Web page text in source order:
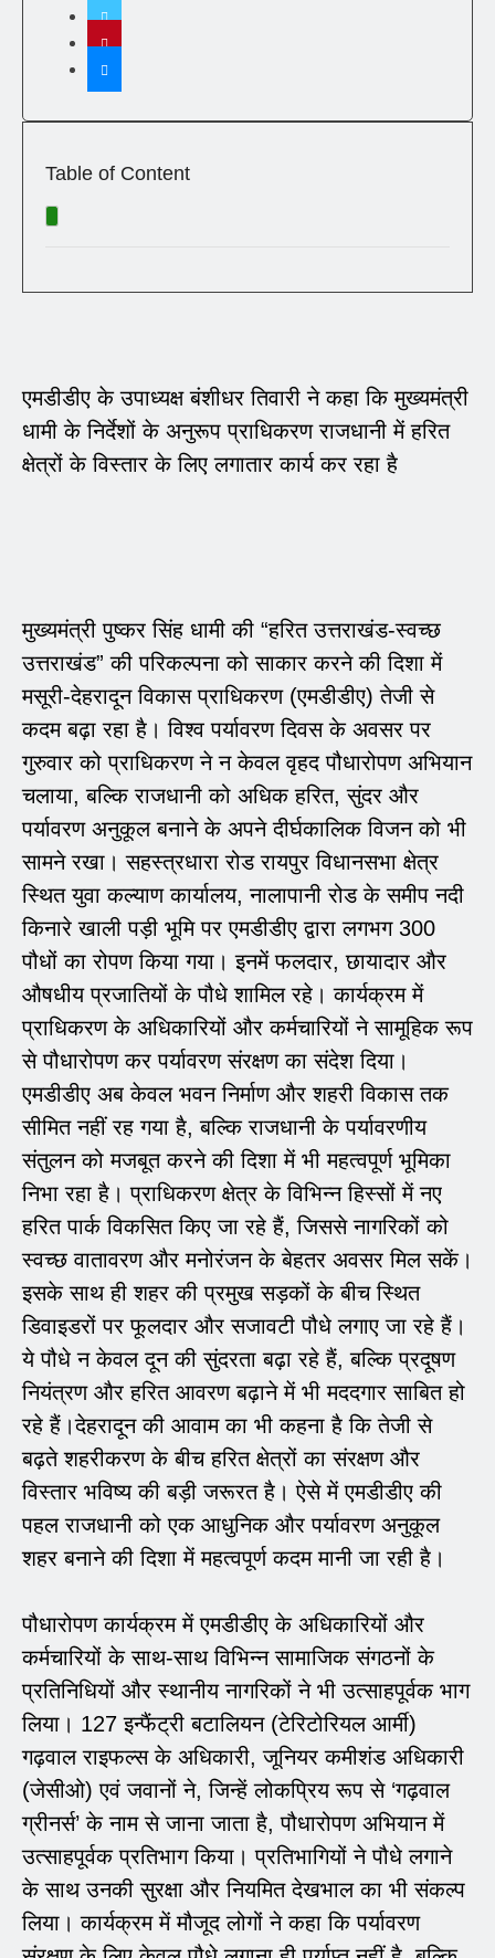
Table of Content
एमडीडीए के उपाध्यक्ष बंशीधर तिवारी ने कहा कि मुख्यमंत्री
धामी के निर्देशों के अनुरूप प्राधिकरण राजधानी में हरित
क्षेत्रों के विस्तार के लिए लगातार कार्य कर रहा है
मुख्यमंत्री पुष्कर सिंह धामी की “हरित उत्तराखंड-स्वच्छ
उत्तराखंड” की परिकल्पना को साकार करने की दिशा में
मसूरी-देहरादून विकास प्राधिकरण (एमडीडीए) तेजी से
कदम बढ़ा रहा है। विश्व पर्यावरण दिवस के अवसर पर
गुरुवार को प्राधिकरण ने न केवल वृहद पौधारोपण अभियान
चलाया, बल्कि राजधानी को अधिक हरित, सुंदर और
पर्यावरण अनुकूल बनाने के अपने दीर्घकालिक विजन को भी
सामने रखा। सहस्त्रधारा रोड रायपुर विधानसभा क्षेत्र
स्थित युवा कल्याण कार्यालय, नालापानी रोड के समीप नदी
किनारे खाली पड़ी भूमि पर एमडीडीए द्वारा लगभग 300
पौधों का रोपण किया गया। इनमें फलदार, छायादार और
औषधीय प्रजातियों के पौधे शामिल रहे। कार्यक्रम में
प्राधिकरण के अधिकारियों और कर्मचारियों ने सामूहिक रूप
से पौधारोपण कर पर्यावरण संरक्षण का संदेश दिया।
एमडीडीए अब केवल भवन निर्माण और शहरी विकास तक
सीमित नहीं रह गया है, बल्कि राजधानी के पर्यावरणीय
संतुलन को मजबूत करने की दिशा में भी महत्वपूर्ण भूमिका
निभा रहा है। प्राधिकरण क्षेत्र के विभिन्न हिस्सों में नए
हरित पार्क विकसित किए जा रहे हैं, जिससे नागरिकों को
स्वच्छ वातावरण और मनोरंजन के बेहतर अवसर मिल सकें।
इसके साथ ही शहर की प्रमुख सड़कों के बीच स्थित
डिवाइडरों पर फूलदार और सजावटी पौधे लगाए जा रहे हैं।
ये पौधे न केवल दून की सुंदरता बढ़ा रहे हैं, बल्कि प्रदूषण
नियंत्रण और हरित आवरण बढ़ाने में भी मददगार साबित हो
रहे हैं।देहरादून की आवाम का भी कहना है कि तेजी से
बढ़ते शहरीकरण के बीच हरित क्षेत्रों का संरक्षण और
विस्तार भविष्य की बड़ी जरूरत है। ऐसे में एमडीडीए की
पहल राजधानी को एक आधुनिक और पर्यावरण अनुकूल
शहर बनाने की दिशा में महत्वपूर्ण कदम मानी जा रही है।
पौधारोपण कार्यक्रम में एमडीडीए के अधिकारियों और
कर्मचारियों के साथ-साथ विभिन्न सामाजिक संगठनों के
प्रतिनिधियों और स्थानीय नागरिकों ने भी उत्साहपूर्वक भाग
लिया। 127 इन्फैंट्री बटालियन (टेरिटोरियल आर्मी)
गढ़वाल राइफल्स के अधिकारी, जूनियर कमीशंड अधिकारी
(जेसीओ) एवं जवानों ने, जिन्हें लोकप्रिय रूप से ‘गढ़वाल
ग्रीनर्स’ के नाम से जाना जाता है, पौधारोपण अभियान में
उत्साहपूर्वक प्रतिभाग किया। प्रतिभागियों ने पौधे लगाने
के साथ उनकी सुरक्षा और नियमित देखभाल का भी संकल्प
लिया। कार्यक्रम में मौजूद लोगों ने कहा कि पर्यावरण